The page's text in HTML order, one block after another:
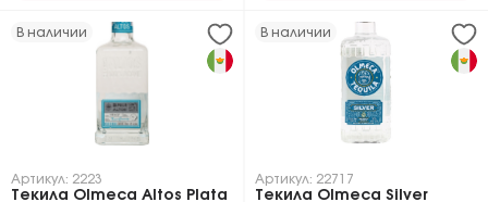
В наличии
Артикул: 2223
Текила Olmeca Altos Plata
В наличии
Артикул: 22717
Текила Olmeca Silver